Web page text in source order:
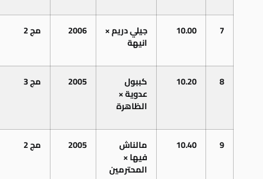
7
10.00 جيلي دريم ×
انيهة
2006 مج 2
8
10.20 كببول
عدوية ×
الظاهرة
2005 مج 3
9
10.40 مالناش
فيها ×
المحترمين
2005 مج 2